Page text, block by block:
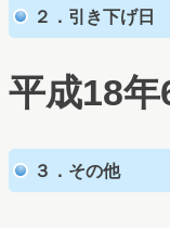
２．引き下げ日
平成18年
３．その他